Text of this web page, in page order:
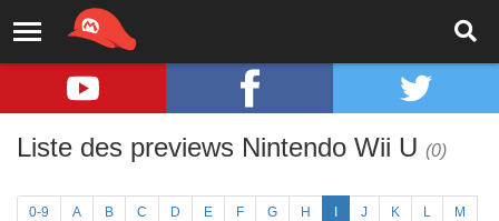
Liste des previews Nintendo Wii U (0)
0-9 A B C D E F G H J K L M